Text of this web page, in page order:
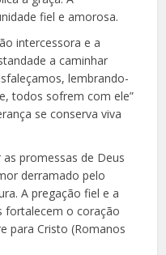
fiel e amorosa.
intercessora e a
a caminhar
lembrando-
todos sofrem com ele”
se conserva viva
promessas de Deus
derramado pelo
A pregação fiel e a
fortalecem o coração
para Cristo (Romanos